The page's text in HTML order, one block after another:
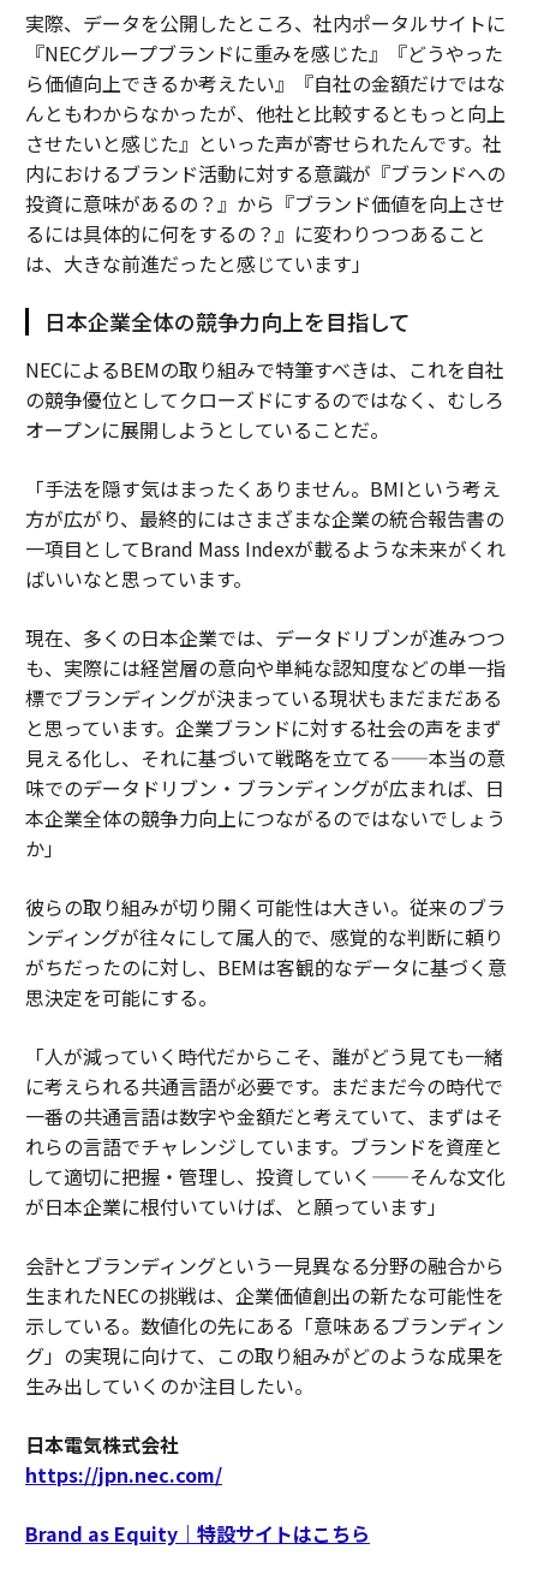
実際、データを公開したところ、社内ポータルサイトに
『NECグループブランドに重みを感じた』『どうやった
ら価値向上できるか考えたい』『自社の金額だけではな
んともわからなかったが、他社と比較するともっと向上
させたいと感じた』といった声が寄せられたんです。社
内におけるブランド活動に対する意識が『ブランドへの
投資に意味があるの？』から『ブランド価値を向上させ
るには具体的に何をするの？』に変わりつつあること
は、大きな前進だったと感じています」
日本企業全体の競争力向上を目指して
NECによるBEMの取り組みで特筆すべきは、これを自社
の競争優位としてクローズドにするのではなく、むしろ
オープンに展開しようとしていることだ。
「手法を隠す気はまったくありません。BMIという考え
方が広がり、最終的にはさまざまな企業の統合報告書の
一項目としてBrand Mass Indexが載るような未来がくれ
ばいいなと思っています。
現在、多くの日本企業では、データドリブンが進みつつ
も、実際には経営層の意向や単純な認知度などの単一指
標でブランディングが決まっている現状もまだまだある
と思っています。企業ブランドに対する社会の声をまず
見える化し、それに基づいて戦略を立てる——本当の意
味でのデータドリブン・ブランディングが広まれば、日
本企業全体の競争力向上につながるのではないでしょう
か」
彼らの取り組みが切り開く可能性は大きい。従来のブラ
ンディングが往々にして属人的で、感覚的な判断に頼り
がちだったのに対し、BEMは客観的なデータに基づく意
思決定を可能にする。
「人が減っていく時代だからこそ、誰がどう見ても一緒
に考えられる共通言語が必要です。まだまだ今の時代で
一番の共通言語は数字や金額だと考えていて、まずはそ
れらの言語でチャレンジしています。ブランドを資産と
して適切に把握・管理し、投資していく——そんな文化
が日本企業に根付いていけば、と願っています」
会計とブランディングという一見異なる分野の融合から
生まれたNECの挑戦は、企業価値創出の新たな可能性を
示している。数値化の先にある「意味あるブランディン
グ」の実現に向けて、この取り組みがどのような成果を
生み出していくのか注目したい。
日本電気株式会社
https://jpn.nec.com/
Brand as Equity｜特設サイトはこちら